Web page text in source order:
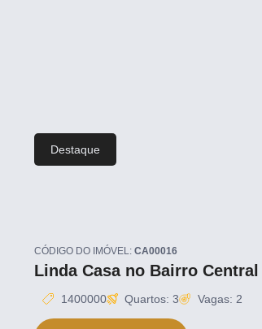
Destaque
CÓDIGO DO IMÓVEL: CA00016
Linda Casa no Bairro Central
1400000 Quartos: 3 Vagas: 2